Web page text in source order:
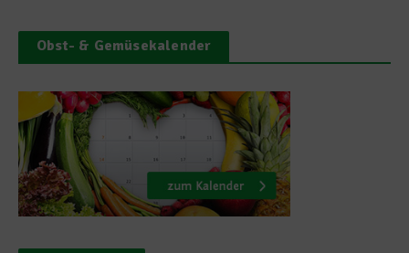
Obst- & Gemüsekalender